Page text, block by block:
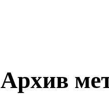
Архив